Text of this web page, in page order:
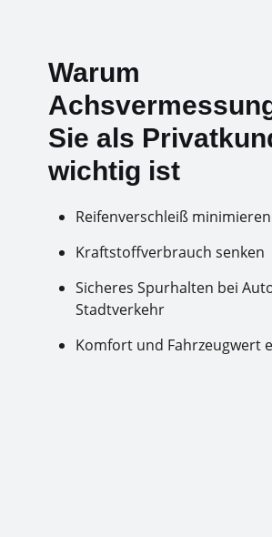
Warum
Sie als
wichtig ist
Reifenverschleiß minimieren
Kraftstoffverbrauch senken
Sicheres Spurhalten bei
Stadtverkehr
Komfort und Fahrzeugwert